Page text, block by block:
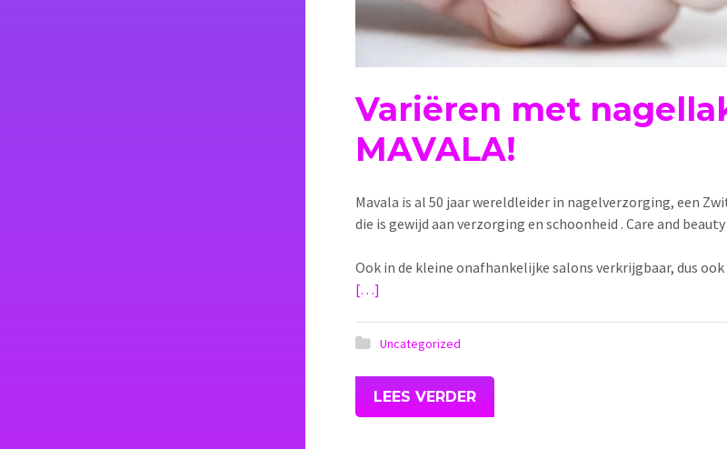
Variëren met
MAVALA!
Mavala is al 50 jaar wereldleider in nagelverzorging, een
die is gewijd aan verzorging en schoonheid . Care and
Ook in de kleine onafhankelijke salons verkrijgbaar, dus ook
[…]
Uncategorized
LEES VERDER